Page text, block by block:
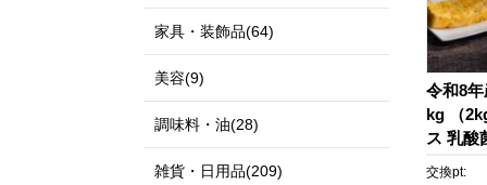
令和8
kg （
ス 乳酸
樹園
交換pt:
家具・装飾品(64)
美容(9)
調味料・油(28)
雑貨・日用品(209)